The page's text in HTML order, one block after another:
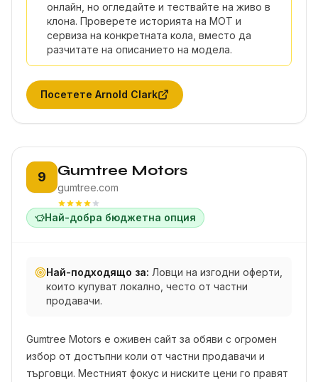
онлайн, но огледайте и тествайте на живо в
клона. Проверете историята на MOT и
сервиза на конкретната кола, вместо да
разчитате на описанието на модела.
Посетете Arnold Clark
9 Позиция 9:
Gumtree Motors
gumtree.com
Най-добра бюджетна опция
Най-подходящо за: Ловци на изгодни оферти,
които купуват локално, често от частни
продавачи.
Gumtree Motors е оживен сайт за обяви с огромен
избор от достъпни коли от частни продавачи и
търговци. Местният фокус и ниските цени го правят